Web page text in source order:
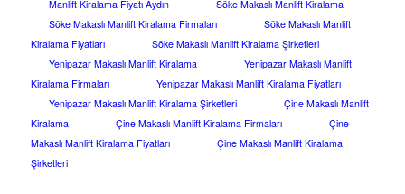
Manlift Kiralama Fiyatı Aydın
Söke Makaslı Manlift Kiralama
Söke Makaslı Manlift Kiralama Firmaları
Söke Makaslı Manlift
Kiralama Fiyatları
Söke Makaslı Manlift Kiralama Şirketleri
Yenipazar Makaslı Manlift Kiralama
Yenipazar Makaslı Manlift
Kiralama Firmaları
Yenipazar Makaslı Manlift Kiralama Fiyatları
Yenipazar Makaslı Manlift Kiralama Şirketleri
Çine Makaslı Manlift
Kiralama
Çine Makaslı Manlift Kiralama Firmaları
Çine
Makaslı Manlift Kiralama Fiyatları
Çine Makaslı Manlift Kiralama
Şirketleri